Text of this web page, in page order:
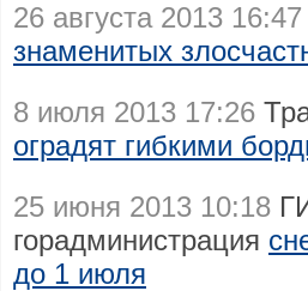
26 августа 2013 16:47
знаменитых
8 июля 2013 17:26
оградят гибкими
25 июня 2013 10:18
горадминистрация
до 1 июля